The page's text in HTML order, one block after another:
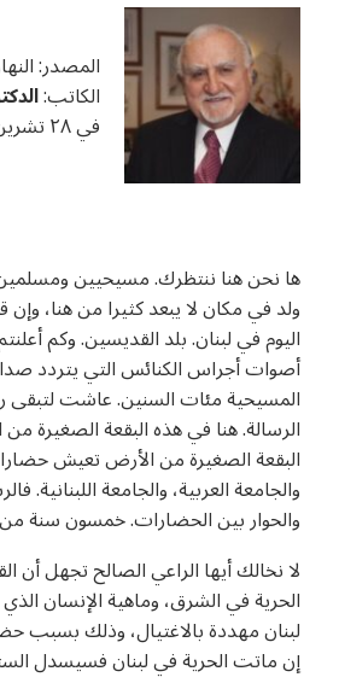
المصدر:
الكاتب:
في ٢٨ تشرين الثاني ٢٠٢٥
ها نحن هنا ننتظرك. مسيحيين
ولد في مكان لا يبعد كثيرا من هنا،
اليوم في لبنان. بلد القديسين. وكم
أصوات أجراس الكنائس التي يتردد
المسيحية مئات السنين. عاشت لتبقى
الرسالة. هنا في هذه البقعة
البقعة الصغيرة من الأرض تعيش
والجامعة العربية، والجامعة اللبنانية.
والحوار بين الحضارات. خمسون سنة
لا نخالك أيها الراعي الصالح تجهل أن
الحرية في الشرق، وماهية الإنسان
لبنان مهددة بالاغتيال، وذلك بسبب
إن ماتت الحرية في لبنان فسيسدل
U0633U0627U062EU0646
U0633U0627U062EU0646